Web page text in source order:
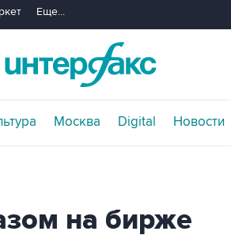
Еще...
Москва Digital Новости
на бирже